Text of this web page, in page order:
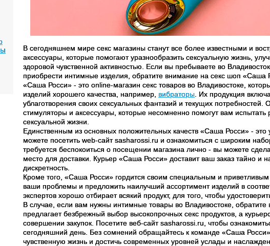
В сегодняшнем мире секс магазины станут все более известными и
аксессуары, которые помогают уразнообразить сексуальную жизнь,
здоровой чувственной активностью. Если вы пребываете во
приобрести интимные изделия, обратите внимание на секс шоп «Саша
«Саша Росси» - это online-магазин секс товаров во Владивостоке,
изделий хорошего качества, например, вибраторы . Их продукция
ублаготворения своих сексуальных фантазий и текущих
стимуляторы и аксессуары, которые несомненно помогут вам
сексуальной жизни.
Единственным из основных положительных качеств «Саша Росси» - это
можете посетить web-сайт sasharossi.ru и ознакомиться с широким
требуется беспокоиться о посещении магазина лично - вы можете
место для доставки. Курьер «Саша Росси» доставит ваш заказ тайно
дискретность.
Кроме того, «Саша Росси» гордится своим специальным и
ваши проблемы и предложить наилучший ассортимент изделий в
экспертов хорошо отбирает всякий продукт, для того, чтобы
В случае, если вам нужны интимные товары во Владивостоке,
предлагает безбрежный выбор высокопрочных секс продуктов, а
совершении закупок. Посетите веб-сайт sasharossi.ru, чтобы
сегодняшний день. Без сомнений обращайтесь к команде «Саша
чувственную жизнь и достичь современных уровней услады и